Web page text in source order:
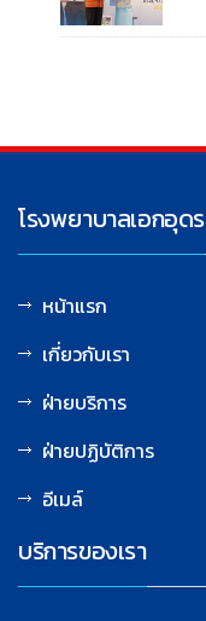
โรงพยาบาลเอกอุดร
หน้าแรก
เกี่ยวกับเรา
ฝ่ายบริการ
ฝ่ายปฏิบัติการ
อีเมล์
บริการของเรา